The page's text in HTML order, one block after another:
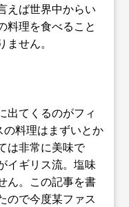
えば世界中からい
料理を食べること
せん。
出てくるのがフィ
料理はまずいとか
は非常に美味で
イギリス流。塩味
ん。この記事を書
ので今度某ファス